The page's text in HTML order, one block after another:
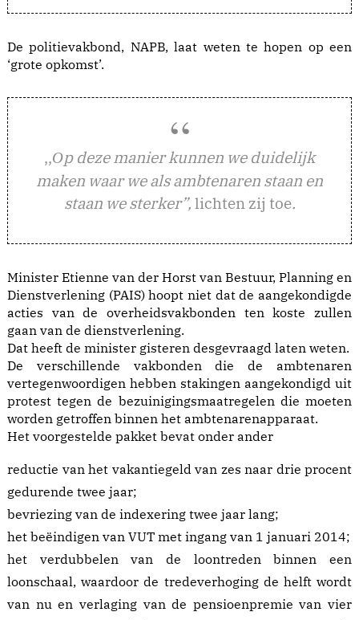
De politievakbond, NAPB, laat weten te hopen op een
‘grote opkomst’.
,,Op deze manier kunnen we duidelijk
maken waar we als ambtenaren staan en
staan we sterker”, lichten zij toe.
Minister Etienne van der Horst van Bestuur, Planning en
Dienstverlening (PAIS) hoopt niet dat de aangekondigde
acties van de overheidsvakbonden ten koste zullen
gaan van de dienstverlening.
Dat heeft de minister gisteren desgevraagd laten weten.
De verschillende vakbonden die de ambtenaren
vertegenwoordigen hebben stakingen aangekondigd uit
protest tegen de bezuinigingsmaatregelen die moeten
worden getroffen binnen het ambtenarenapparaat.
Het voorgestelde pakket bevat onder ander
reductie van het vakantiegeld van zes naar drie procent
gedurende twee jaar;
bevriezing van de indexering twee jaar lang;
het beëindigen van VUT met ingang van 1 januari 2014;
het verdubbelen van de loontreden binnen een
loonschaal, waardoor de tredeverhoging de helft wordt
van nu en verlaging van de pensioenpremie van vier